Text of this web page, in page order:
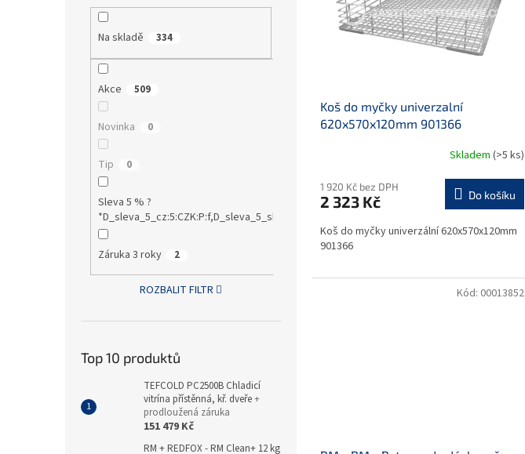
Na skladě 334
Akce 509
Novinka 0
Tip 0
Sleva 5 % ?
*D_sleva_5_cz:5:CZK:P:f,D_sleva_5_sk:5:EUR:P:f!S1:0
503
Záruka 3 roky 2
ROZBALIT FILTR
Top 10 produktů
TEFCOLD PC2500B Chladicí
vitrína přístěnná, kř. dveře+
prodloužená záruka
151 479 Kč
RM + REDFOX - RM Clean+ 12 kg
Koš do myčky univerzalní
620x570x120mm 901366
Skladem (>5 ks)
1 920 Kč bez DPH
2 323 Kč Do košíku
Koš do myčky univerzální 620x570x120mm
901366
Kód: 00013852